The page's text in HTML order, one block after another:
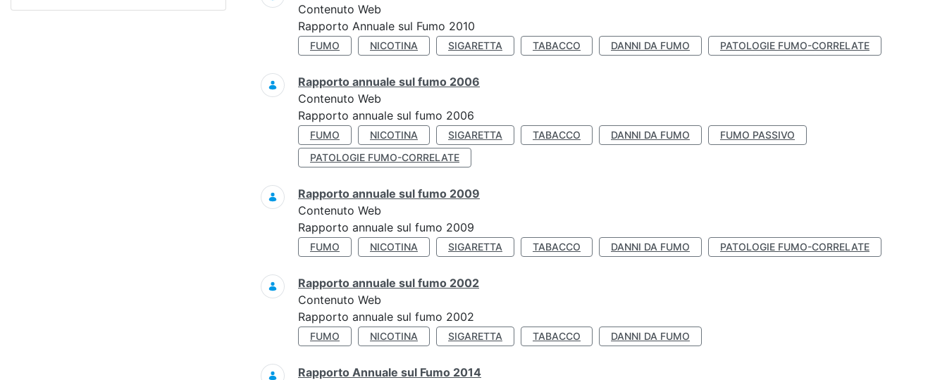
Contenuto Web
Rapporto Annuale sul Fumo 2010
FUMO NICOTINA SIGARETTA TABACCO DANNI DA FUMO PATOLOGIE FUMO-CORRELATE
Rapporto annuale sul fumo 2006
Contenuto Web
Rapporto annuale sul fumo 2006
FUMO NICOTINA SIGARETTA TABACCO DANNI DA FUMO
FUMO PASSIVO
PATOLOGIE FUMO-CORRELATE
Rapporto annuale sul fumo 2009
Contenuto Web
Rapporto annuale sul fumo 2009
FUMO NICOTINA SIGARETTA TABACCO DANNI DA FUMO PATOLOGIE FUMO-CORRELATE
Rapporto annuale sul fumo 2002
Contenuto Web
Rapporto annuale sul fumo 2002
FUMO NICOTINA SIGARETTA TABACCO DANNI DA FUMO
Rapporto Annuale sul Fumo 2014